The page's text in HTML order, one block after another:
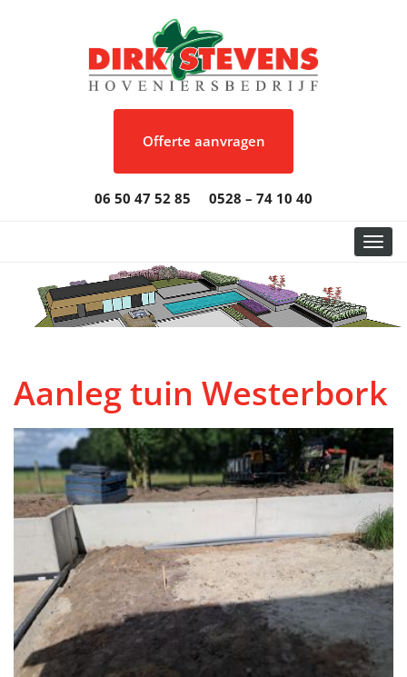
Offerte aanvragen
06 50 47 52 85 0528 – 74 10 40
Aanleg tuin Westerbork